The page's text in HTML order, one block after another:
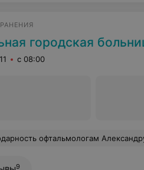
городская
с 08:00
Елене Александровне, Татьяне Михайловне, которые вернули нашей маме, бабушке, частично утраченное зрение и устранили побочную проблему с давлением и
9